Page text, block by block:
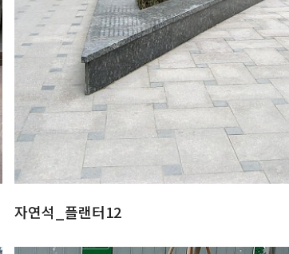
자연석_플랜터12